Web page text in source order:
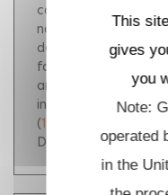
can be cleaved at
narrow to
data suggest that
family of structure-
are widely
including
(10.1038/
DOI :
10.1038/
This
gives
you
Note:
operated
in the